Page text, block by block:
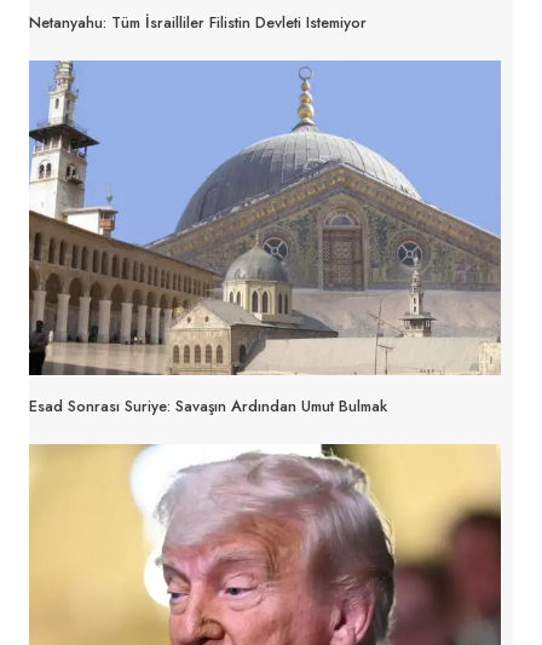
Netanyahu: Tüm İsrailliler Filistin Devleti Istemiyor
Esad Sonrası Suriye: Savaşın Ardından Umut Bulmak